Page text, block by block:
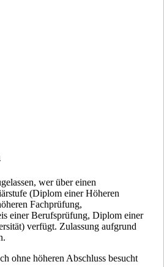
wer über einen
(Diplom einer Höheren
Fachprüfung,
einer Berufsprüfung, Diplom einer
verfügt. Zulassung aufgrund
ohne höheren Abschluss besucht